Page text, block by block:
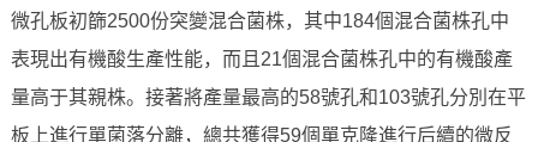
微孔板初篩2500份突變混合菌株，其中184個混合菌株孔中
表現出有機酸生產性能，而且21個混合菌株孔中的有機酸產
量高于其親株。接著將產量最高的58號孔和103號孔分別在平
板上進行單菌落分離，總共獲得59個單克隆進行后續的微反